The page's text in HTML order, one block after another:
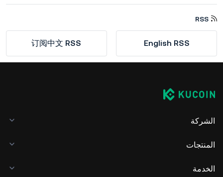
RSS
English RSS
订阅中文 RSS
الشركة
المنتجات
الخدمة